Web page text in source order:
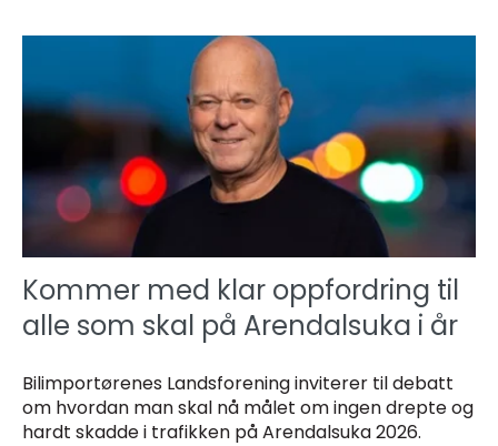
Kommer med klar oppfordring til
alle som skal på Arendalsuka i år
Bilimportørenes Landsforening inviterer til debatt
om hvordan man skal nå målet om ingen drepte og
hardt skadde i trafikken på Arendalsuka 2026.